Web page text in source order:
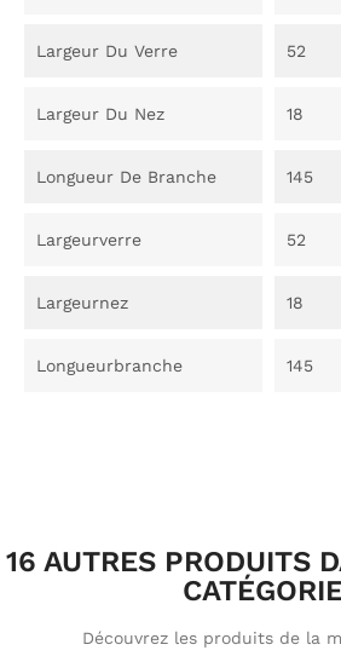
Largeur Du Verre 52
Largeur Du Nez 18
Longueur De Branche 145
Largeurverre 52
Largeurnez 18
Longueurbranche 145
16 AUTRES PRODUITS
Découvrez les produits de la